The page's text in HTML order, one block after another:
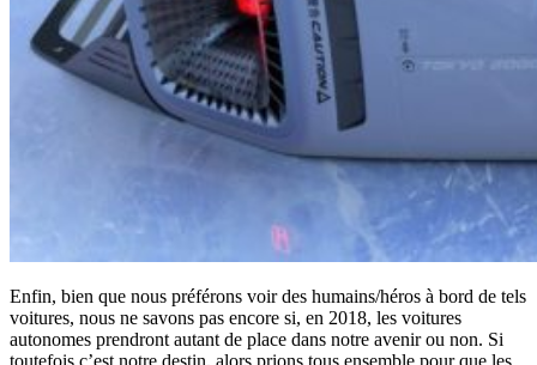
Enfin, bien que nous préférons voir des humains/héros à bord de tels
voitures, nous ne savons pas encore si, en 2018, les voitures
autonomes prendront autant de place dans notre avenir ou non. Si
toutefois c’est notre destin, alors prions tous ensemble pour que les